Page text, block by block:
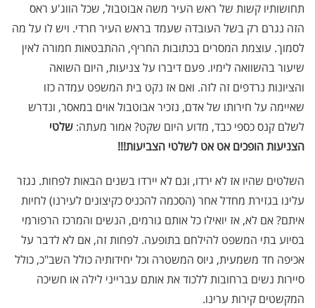
תחושותיו קשות של ראש העיר משה אבוטבול, שכל הווג'ע ראס
הזה נגרם רק בשל העובדה שעמד בראש העיר חרדי. ויש לו על מה
לסמוך. עוצמת המסרים בכתובות החריף, ההתבטאות חמורה לאין
שיעור בהשוואה לימיו. פעם דיברו על צניעות, היום השואה
והציונות נרדפים זה לזה. ואם אז נקט בית המשפט עמדה כזו
שאיימה על חירותו של אדם, נזכיר אבוטבול אוים במאסר, ונדרש
לשלם קנס כספי כבד, מדוע היום שקט? אמור מעתה: שלטי
הצניעות הופכים אט אט לשלטי הצביעות!!!
השלטים שהיו אז לא ירדו, וגם לא יירדו בשנים הבאות לפחות. נגזר
עלינו בגזירת מחדל אחר (הסכמה להכניס כקיצונים לעירנו) לחיות
איתם? אם לא, אז יואילו כל אותם גורמים, הנשים והמרכז הרפורמי
בסיוע בתי המשפט להילחם בתופעה. לפחות זה, אם לא לדבר על
אכיפה חד משמעית, גיוס המשטרה וכל יחידותיה כולל השב"כ, כולל
סיירות נשים ברחובות ללכוד את אותם עברייני לילה או חשיכה
המקשטים קירות ערינו.